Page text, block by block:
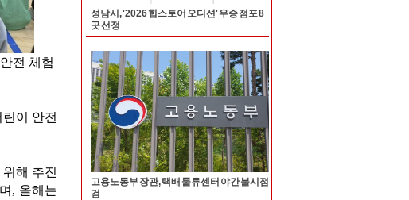
성남시, '2026 힙스토어 오디션' 우승 점포 8
곳 선정
고용노동부 장관, 택배 물류센터 야간 불시점
검